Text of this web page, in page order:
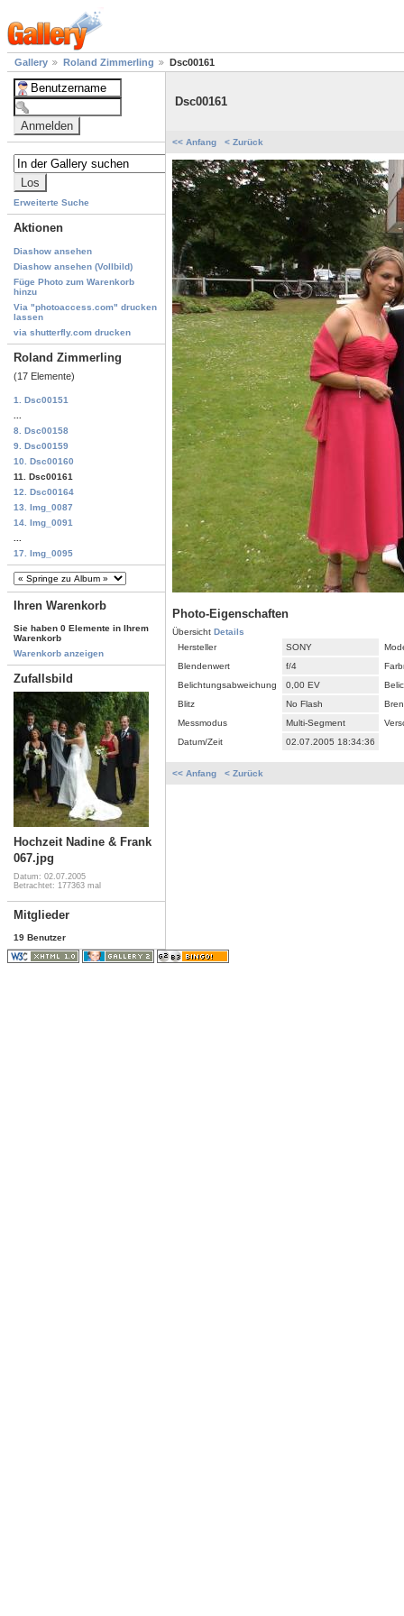
Gallery Roland Zimmerling Dsc00161
Erweiterte Suche
Aktionen
Diashow ansehen
Diashow ansehen (Vollbild)
Füge Photo zum Warenkorb
hinzu
Via "photoaccess.com" drucken
lassen
via shutterfly.com drucken
Roland Zimmerling
(17 Elemente)
1. Dsc00151
8. Dsc00158
9. Dsc00159
10. Dsc00160
11. Dsc00161
12. Dsc00164
13. Img_0087
14. Img_0091
17. Img_0095
Ihren Warenkorb
Sie haben 0 Elemente in Ihrem
Warenkorb
Warenkorb anzeigen
Zufallsbild
Hochzeit Nadine & Frank
067.jpg
Datum: 02.07.2005
Betrachtet: 177363 mal
Mitglieder
19 Benutzer
Dsc00161
<< Anfang < Zurück
Photo-Eigenschaften
Übersicht Details
Hersteller
SONY
Blendenwert
f/4
Belichtungsabweichung
0,00 EV
Blitz
No Flash
Messmodus
Multi-Segment
Datum/Zeit
02.07.2005 18:34:36
<< Anfang < Zurück